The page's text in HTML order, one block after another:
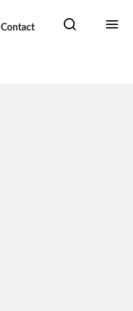
Contact